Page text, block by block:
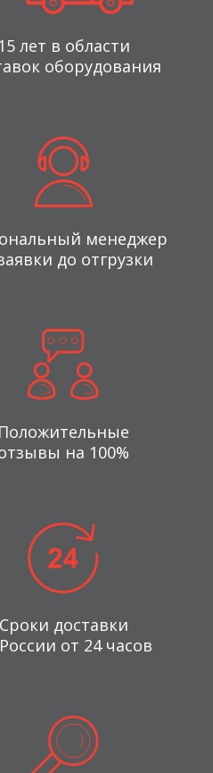
15 лет в области
оборудования
менеджер
до отгрузки
Положительные
на 100%
Сроки доставки
от 24 часов